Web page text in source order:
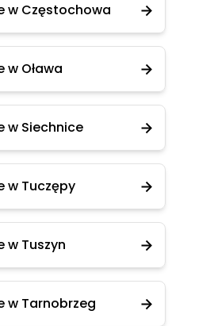
w Częstochowa
w Oława
w Siechnice
w Tuczępy
w Tuszyn
w Tarnobrzeg